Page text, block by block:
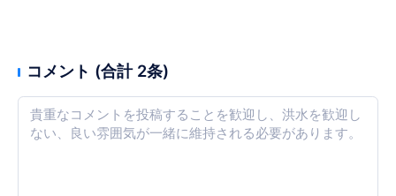
コメント (合計 2条)